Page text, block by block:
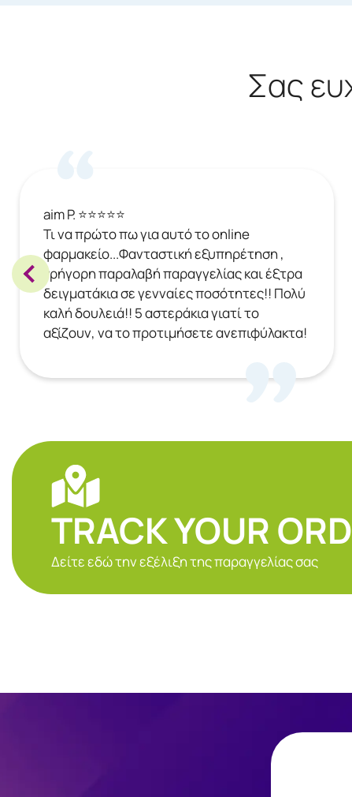
Σας
aim P. ⭐⭐⭐⭐⭐
Τι να πρώτο πω για αυτό το online
φαρμακείο...Φανταστική εξυπηρέτηση ,
γρήγορη παραλαβή παραγγελίας και έξτρα
δειγματάκια σε γενναίες ποσότητες!! Πολύ
καλή δουλειά!! 5 αστεράκια γιατί το
αξίζουν, να το προτιμήσετε ανεπιφύλακτα!
TRACK YOUR
Δείτε εδώ την εξέλιξη της παραγγελίας σας